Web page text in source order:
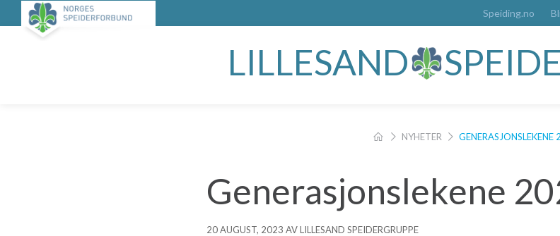
Speiding.no
LILLESAND
NYHETER GENERASJONSLEKENE
Generasjonslekene
20 AUGUST, 2023 AV LILLESAND SPEIDERGRUPPE